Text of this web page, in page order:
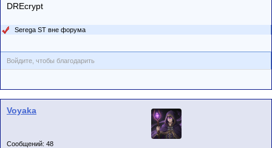
DREcrypt
Serega ST вне форума
Войдите, чтобы благодарить
Voyaka
Сообщений: 48